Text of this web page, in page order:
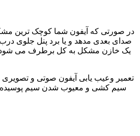
در صورتی که آیفون شما کوچک ترین
صدای بعدی مدهد و یا برد پنل جلوی
یک خازن مشکل به کل برطرف می شود در
تعمیر وعیب یابی آیفون صوتی و تصویری
سیم کشی و معیوب شدن سیم پوسیده و